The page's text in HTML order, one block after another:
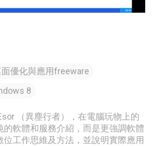
面優化與應用freeware
8
（異塵行者），在電腦玩物上的
的軟體和服務介紹，而是更強調軟體
位工作思維及方法，並說明實際應用